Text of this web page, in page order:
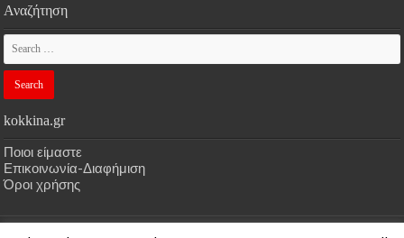
Αναζήτηση
kokkina.gr
Ποιοι είμαστε
Επικοινωνία-Διαφήμιση
Όροι χρήσης